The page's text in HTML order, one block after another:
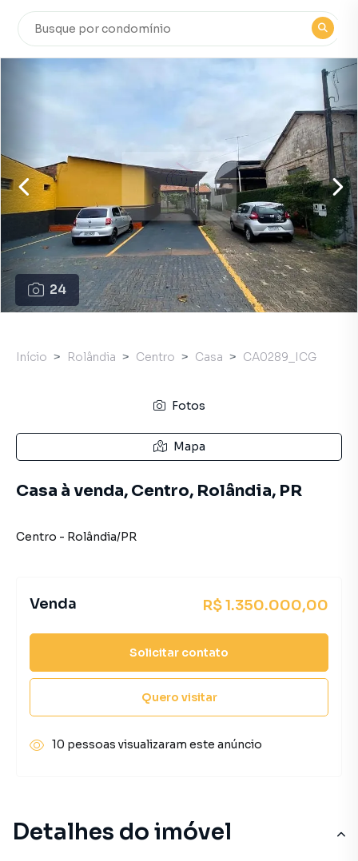
24
Detalhes do imóvel
Início Rolândia Centro Casa CA0289_ICG
Fotos
Mapa
Casa à venda, Centro, Rolândia, PR
Centro - Rolândia/PR
Venda R$ 1.350.000,00
Solicitar contato
Quero visitar
10 pessoas visualizaram este anúncio